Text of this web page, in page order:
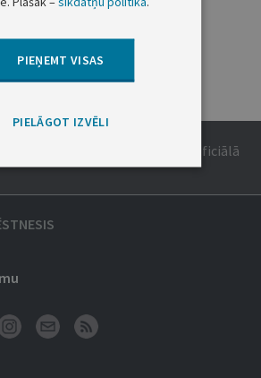
izdevums. Tā saturs ir oficiālā
PIEŅEMT VISAS
PIELĀGOT IZVĒLI